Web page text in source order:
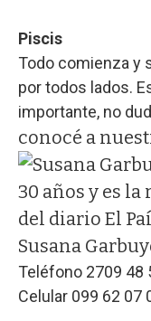
Piscis
Todo comienza y
por todos lados.
importante, no
conocé a
Susana
Teléfono 2709 48
Celular 099 62 07